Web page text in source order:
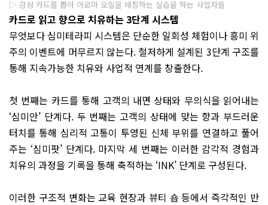
▷ 감성 카드를 뽑아 아로마 오일을 매칭하는 실습을 하는 사업자들
카드로 읽고 향으로 치유하는 3단계 시스템
무엇보다 심미테라피 시스템은 단순한 일회성 체험이나 흥미 위
주의 이벤트에 머무르지 않는다. 철저하게 설계된 3단계 구조를
통해 지속가능한 치유와 사업적 연계를 창출한다.
첫 번째는 카드를 통해 고객의 내면 상태와 무의식을 읽어내는
‘심미안’ 단계다. 두 번째는 고객의 상태에 맞는 향과 부드러운
터치를 통해 심리적 고통이 투영된 신체 부위를 연결하고 풀어
주는 ‘심미팟’ 단계다. 마지막 세 번째는 이러한 감각적 경험과
치유의 과정을 기록을 통해 축적하는 ‘INK’ 단계로 구성된다.
이러한 구조적 변화는 교육 현장과 뷰티 숍 등에서 즉각적인 반